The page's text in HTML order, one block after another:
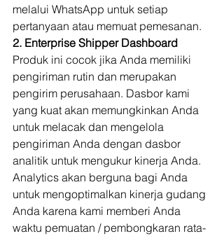
melalui WhatsApp untuk setiap
pertanyaan atau memuat pemesanan.
2. Enterprise Shipper Dashboard
Produk ini cocok jika Anda memiliki
pengiriman rutin dan merupakan
pengirim perusahaan. Dasbor kami
yang kuat akan memungkinkan Anda
untuk melacak dan mengelola
pengiriman Anda dengan dasbor
analitik untuk mengukur kinerja Anda.
Analytics akan berguna bagi Anda
untuk mengoptimalkan kinerja gudang
Anda karena kami memberi Anda
waktu pemuatan / pembongkaran rata-